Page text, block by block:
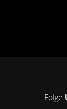
Folge